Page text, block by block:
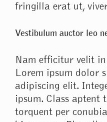
fringilla erat ut,
Vestibulum auctor leo
Nam efficitur velit
Lorem ipsum dolor
adipiscing elit.
ipsum. Class
torquent per